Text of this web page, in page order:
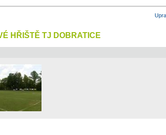
HŘIŠTĚ TJ DOBRATICE